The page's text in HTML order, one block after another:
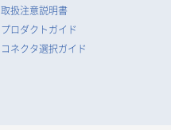
取扱注意説明書
プロダクトガイド
コネクタ選択ガイド